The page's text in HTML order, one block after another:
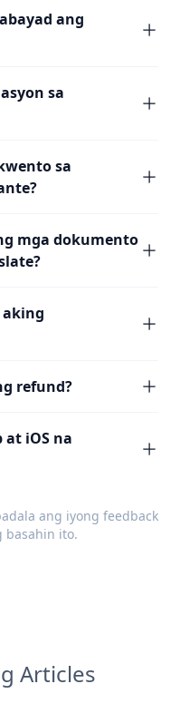
ang
sa
sa
mga dokumento
aking
refund?
iOS na
ang iyong feedback
basahin ito.
Articles